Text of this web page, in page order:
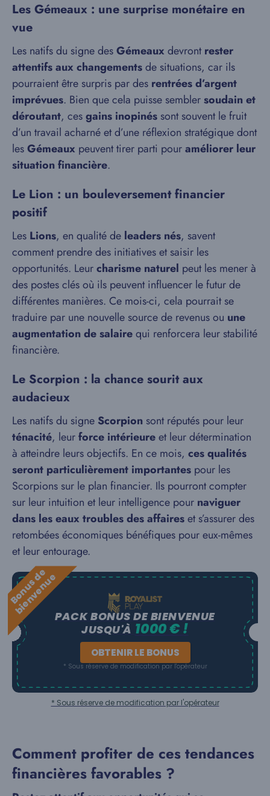
Les Gémeaux : une surprise monétaire en
vue
Les natifs du signe desGémeaux devrontrester
attentifs aux changementsde situations, car ils
pourraient être surpris par des rentrées d’argent
imprévues. Bien que cela puisse semblersoudain et
déroutant, cesgains inopinés sont souvent le fruit
d’un travail acharné et d’une réflexion stratégique dont
lesGémeaux peuvent tirer parti pouraméliorer leur
situation financière.
Le Lion : un bouleversement financier
positif
Les Lions, en qualité de leaders nés, savent
comment prendre des initiatives et saisir les
opportunités. Leurcharisme naturel peut les mener à
des postes clés où ils peuvent influencer le futur de
différentes manières. Ce mois-ci, cela pourrait se
traduire par une nouvelle source de revenus ou une
augmentation de salairequi renforcera leur stabilité
financière.
Le Scorpion : la chance sourit aux
audacieux
Les natifs du signe Scorpion sont réputés pour leur
ténacité, leurforce intérieureet leur détermination
à atteindre leurs objectifs. En ce mois, ces qualités
seront particulièrement importantes pour les
Scorpions sur le plan financier. Ils pourront compter
sur leur intuition et leur intelligence pour naviguer
dans les eaux troubles des affaireset s’assurer des
retombées économiques bénéfiques pour eux-mêmes
et leur entourage.
B
o
n
u
s
d
e
b
i
e
n
v
e
n
u
ePACK BONUS DE BIENVENUE
JUSQU'À 1000 € !
OBTENIR LE BONUS
* Sous réserve de modification par l'opérateur
* Sous réserve de modification par l'opérateur
Comment profiter de ces tendances
financières favorables ?